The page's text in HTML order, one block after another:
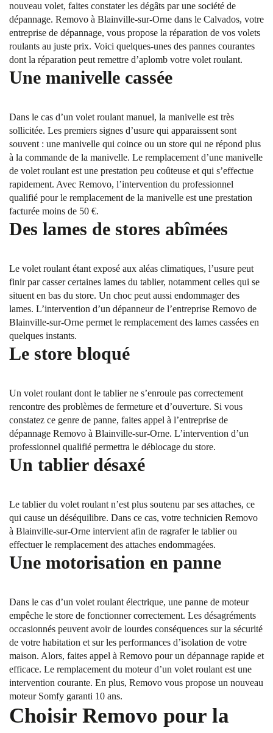
nouveau volet, faites constater les dégâts par une société de
dépannage. Removo à Blainville-sur-Orne dans le Calvados, votre
entreprise de dépannage, vous propose la réparation de vos volets
roulants au juste prix. Voici quelques-unes des pannes courantes
dont la réparation peut remettre d’aplomb votre volet roulant.
Une manivelle cassée
Dans le cas d’un volet roulant manuel, la manivelle est très
sollicitée. Les premiers signes d’usure qui apparaissent sont
souvent : une manivelle qui coince ou un store qui ne répond plus
à la commande de la manivelle. Le remplacement d’une manivelle
de volet roulant est une prestation peu coûteuse et qui s’effectue
rapidement. Avec Removo, l’intervention du professionnel
qualifié pour le remplacement de la manivelle est une prestation
facturée moins de 50 €.
Des lames de stores abîmées
Le volet roulant étant exposé aux aléas climatiques, l’usure peut
finir par casser certaines lames du tablier, notamment celles qui se
situent en bas du store. Un choc peut aussi endommager des
lames. L’intervention d’un dépanneur de l’entreprise Removo de
Blainville-sur-Orne permet le remplacement des lames cassées en
quelques instants.
Le store bloqué
Un volet roulant dont le tablier ne s’enroule pas correctement
rencontre des problèmes de fermeture et d’ouverture. Si vous
constatez ce genre de panne, faites appel à l’entreprise de
dépannage Removo à Blainville-sur-Orne. L’intervention d’un
professionnel qualifié permettra le déblocage du store.
Un tablier désaxé
Le tablier du volet roulant n’est plus soutenu par ses attaches, ce
qui cause un déséquilibre. Dans ce cas, votre technicien Removo
à Blainville-sur-Orne intervient afin de ragrafer le tablier ou
effectuer le remplacement des attaches endommagées.
Une motorisation en panne
Dans le cas d’un volet roulant électrique, une panne de moteur
empêche le store de fonctionner correctement. Les désagréments
occasionnés peuvent avoir de lourdes conséquences sur la sécurité
de votre habitation et sur les performances d’isolation de votre
maison. Alors, faites appel à Removo pour un dépannage rapide et
efficace. Le remplacement du moteur d’un volet roulant est une
intervention courante. En plus, Removo vous propose un nouveau
moteur Somfy garanti 10 ans.
Choisir Removo pour la